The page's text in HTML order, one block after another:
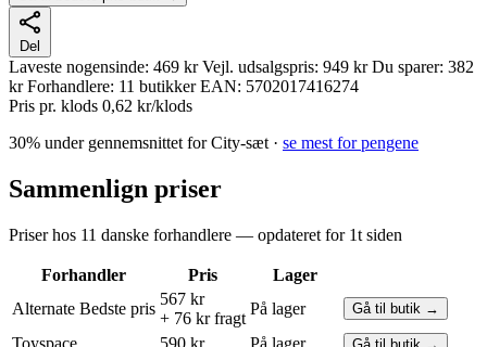
Del
Laveste nogensinde: 469 kr Vejl. udsalgspris: 949 kr Du sparer: 382
kr Forhandlere: 11 butikker EAN: 5702017416274
Pris pr. klods 0,62 kr/klods
30% under gennemsnittet for City-sæt · se mest for pengene
Sammenlign priser
Priser hos 11 danske forhandlere — opdateret for 1t siden
Forhandler Pris
Lager
Alternate Bedste pris
567 kr
+ 76 kr fragt
På lager Gå til butik →
Toyspace 590 kr På lager